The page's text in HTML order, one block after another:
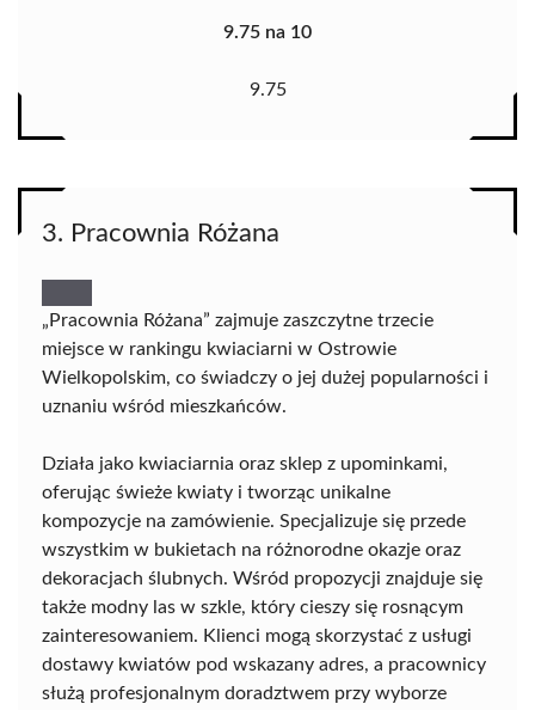
9.75 na 10
9.75
3. Pracownia Różana
„Pracownia Różana” zajmuje zaszczytne trzecie
miejsce w rankingu kwiaciarni w Ostrowie
Wielkopolskim, co świadczy o jej dużej popularności i
uznaniu wśród mieszkańców.
Działa jako kwiaciarnia oraz sklep z upominkami,
oferując świeże kwiaty i tworząc unikalne
kompozycje na zamówienie. Specjalizuje się przede
wszystkim w bukietach na różnorodne okazje oraz
dekoracjach ślubnych. Wśród propozycji znajduje się
także modny las w szkle, który cieszy się rosnącym
zainteresowaniem. Klienci mogą skorzystać z usługi
dostawy kwiatów pod wskazany adres, a pracownicy
służą profesjonalnym doradztwem przy wyborze